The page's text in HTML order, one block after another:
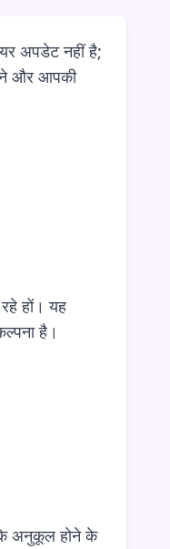
अपडेट नहीं है;
और आपकी
हों। यह
है।
के अनुकूल होने के